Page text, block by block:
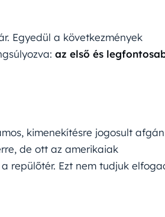
Egyedül a következmények
az első és
kimenekítésre jogosult afgán
de ott az amerikaiak
repülőtér. Ezt nem tudjuk